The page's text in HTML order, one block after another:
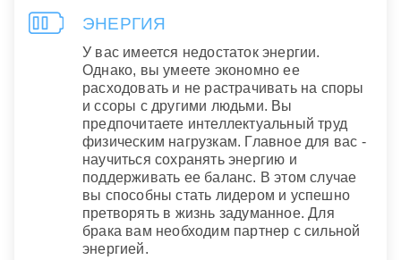
ЭНЕРГИЯ
У вас имеется недостаток энергии.
Однако, вы умеете экономно ее
расходовать и не растрачивать на споры
и ссоры с другими людьми. Вы
предпочитаете интеллектуальный труд
физическим нагрузкам. Главное для вас -
научиться сохранять энергию и
поддерживать ее баланс. В этом случае
вы способны стать лидером и успешно
претворять в жизнь задуманное. Для
брака вам необходим партнер с сильной
энергией.